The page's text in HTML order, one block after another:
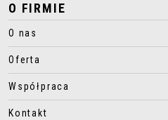
O FIRMIE
O nas
Oferta
Współpraca
Kontakt